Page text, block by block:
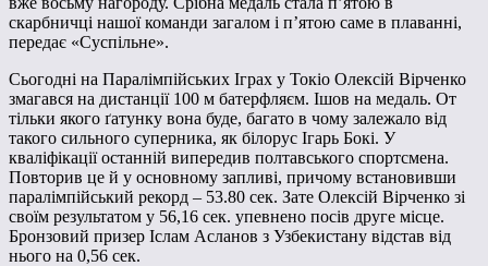
скарбничці нашої команди загалом і п’ятою саме в плаванні,
передає «Суспільне».
Сьогодні на Паралімпійських Іграх у Токіо Олексій Вірченко
змагався на дистанції 100 м батерфляєм. Ішов на медаль. От
тільки якого ґатунку вона буде, багато в чому залежало від
такого сильного суперника, як білорус Ігарь Бокі. У
кваліфікації останній випередив полтавського спортсмена.
Повторив це й у основному запливі, причому встановивши
паралімпійський рекорд – 53.80 сек. Зате Олексій Вірченко зі
своїм результатом у 56,16 сек. упевнено посів друге місце.
Бронзовий призер Іслам Асланов з Узбекистану відстав від
нього на 0,56 сек.